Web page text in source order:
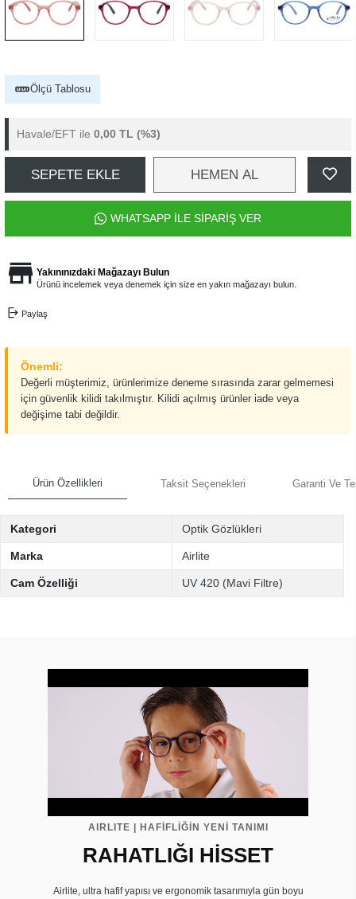
Ölçü Tablosu
Havale/EFT ile 0,00 TL (%3)
SEPETE EKLE HEMEN AL
WHATSAPP İLE SİPARİŞ VER
Yakınınızdaki Mağazayı Bulun
Ürünü incelemek veya denemek için size en yakın mağazayı bulun.
Paylaş
Önemli:
Değerli müşterimiz, ürünlerimize deneme sırasında zarar gelmemesi
için güvenlik kilidi takılmıştır. Kilidi açılmış ürünler iade veya
değişime tabi değildir.
Ürün Özellikleri Taksit Seçenekleri Garanti Ve
Kategori Optik Gözlükleri
Marka Airlite
Cam Özelliği UV 420 (Mavi Filtre)
AIRLITE | HAFİFLİĞİN YENİ TANIMI
RAHATLIĞI HİSSET
Airlite, ultra hafif yapısı ve ergonomik tasarımıyla gün boyu